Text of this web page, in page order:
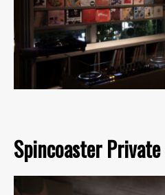
Spincoaster